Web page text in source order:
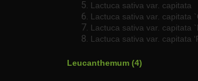
Lactuca sativa var. capitata
Lactuca sativa var. capitata
Lactuca sativa var. capitata
Lactuca sativa var. capitata
Leucanthemum (4)